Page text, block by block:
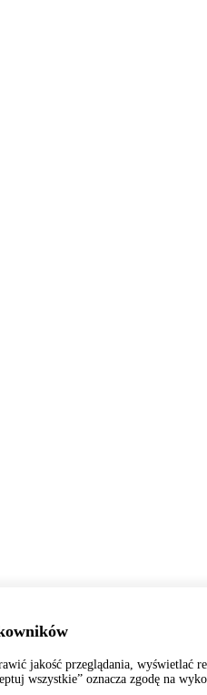
jakość przeglądania, wyświetlać
wszystkie” oznacza zgodę na